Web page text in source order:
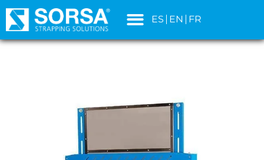
contenido
ES EN FR